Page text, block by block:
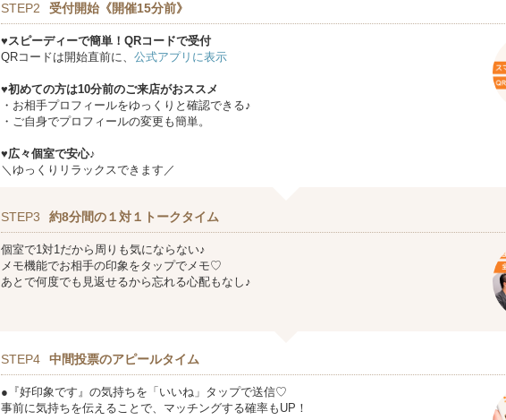
STEP2 受付開始《開催15分前》
♥スピーディーで簡単！QRコードで受付
QRコードは開始直前に、 公式アプリに表示
♥初めての方は10分前のご来店がおススメ
・お相手プロフィールをゆっくりと確認できる♪
・ご自身でプロフィールの変更も簡単。
♥広々個室で安心♪
＼ゆっくりリラックスできます／
STEP3 約8分間の１対１トークタイム
個室で1対1だから周りも気にならない♪
メモ機能でお相手の印象をタップでメモ♡
あとで何度でも見返せるから忘れる心配もなし♪
STEP4 中間投票のアピールタイム
●『好印象です』の気持ちを「いいね」タップで送信♡
事前に気持ちを伝えることで、マッチングする確率もUP！